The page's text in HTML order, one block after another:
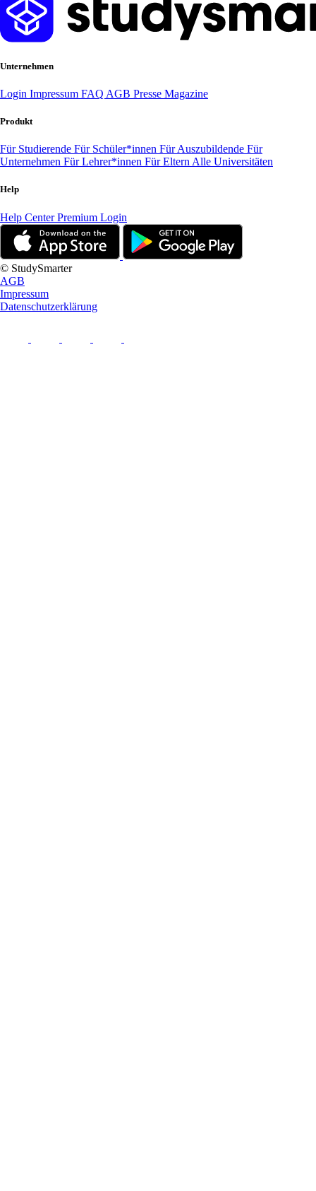
Unternehmen
Login Impressum FAQ AGB Presse Magazine
Produkt
Für Studierende Für Schüler*innen Für Auszubildende Für
Unternehmen Für Lehrer*innen Für Eltern Alle Universitäten
Help
Help CenterPremium Login
© StudySmarter
AGB
Impressum
Datenschutzerklärung